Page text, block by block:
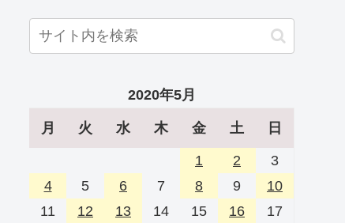
2020年5月
月 火 水 木 金 土 日
1 2
3
4
5 6 7 8 9
10
11
12 13 14 15 16
17